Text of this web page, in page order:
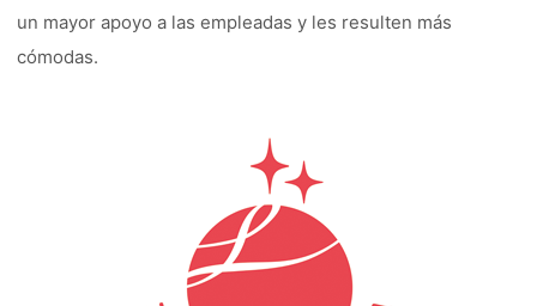
un mayor apoyo a las empleadas y les resulten más
cómodas.